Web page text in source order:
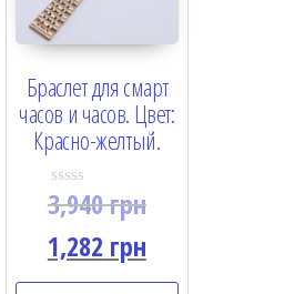
Браслет для смарт
часов и часов. Цвет:
Красно-желтый.
R
a
t
e
d
0
3,940грн
1,282 грн